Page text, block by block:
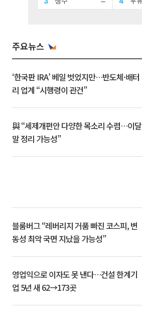
주요뉴스
‘한국판 IRA’ 베일 벗었지만…반도체·배터
리 업계 “시행령이 관건”
與 “세제개편안 다양한 목소리 수렴…이달
말 정리 가능성”
블룸버그 “레버리지 거품 빠진 코스피, 변
동성 최악 국면 지났을 가능성”
영업익으로 이자도 못 낸다…건설 한계기
업 5년 새 62→173곳